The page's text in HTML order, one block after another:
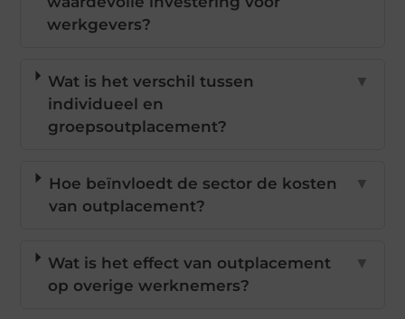
werkgevers?
Wat is het verschil tussen
individueel en
groepsoutplacement?
▼
Hoe beïnvloedt de sector de kosten
van outplacement?
▼
Wat is het effect van outplacement
op overige werknemers?
▼